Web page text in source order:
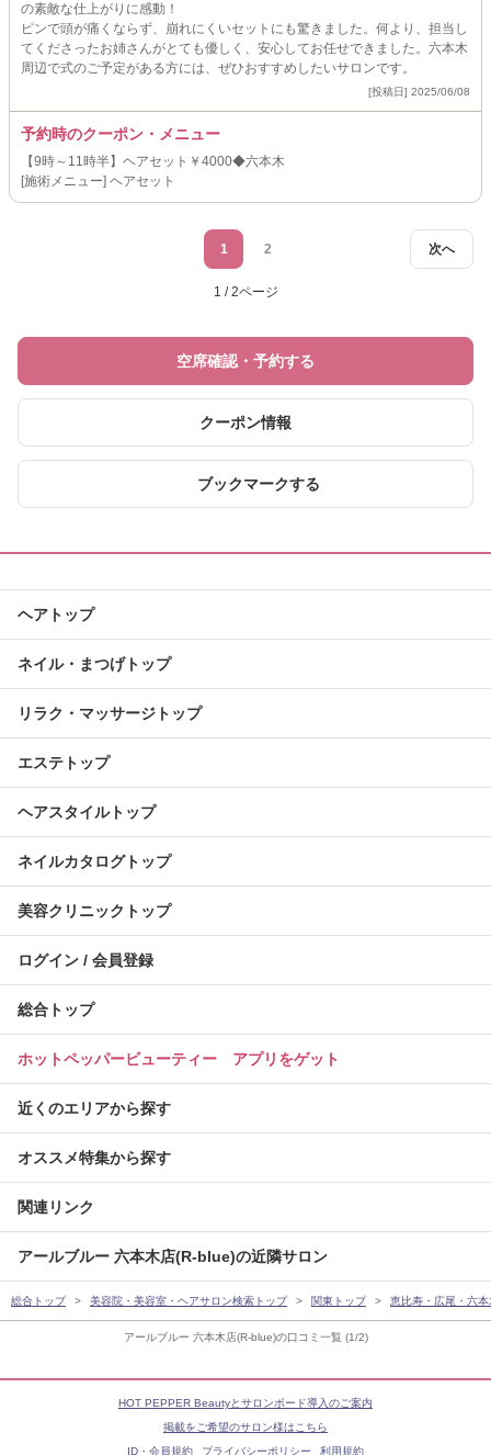
アールブルー 六本木店(R-blue)の口コミ一覧 (1/2)
の素敵な仕上がりに感動！
ピンで頭が痛くならず、崩れにくいセットにも驚きました。何より、担当し
てくださったお姉さんがとても優しく、安心してお任せできました。六本木
周辺で式のご予定がある方には、ぜひおすすめしたいサロンです。
[投稿日] 2025/06/08
予約時のクーポン・メニュー
【9時～11時半】ヘアセット￥4000◆六本木
[施術メニュー] ヘアセット
次へ
1 2
1 / 2ページ
空席確認・予約する
クーポン情報
ブックマークする
ヘアトップ
ネイル・まつげトップ
リラク・マッサージトップ
エステトップ
ヘアスタイルトップ
ネイルカタログトップ
美容クリニックトップ
ログイン / 会員登録
総合トップ
ホットペッパービューティー アプリをゲット
近くのエリアから探す
オススメ特集から探す
関連リンク
アールブルー 六本木店(R-blue)の近隣サロン
総合トップ 美容院・美容室・ヘアサロン検索トップ 関東トップ 恵比寿・広尾・六
HOT PEPPER Beautyとサロンボード導入のご案内
掲載をご希望のサロン様はこちら
ID・会員規約
プライバシーポリシー 利用規約